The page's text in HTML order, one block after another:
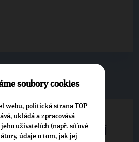
◀
euro i školství. Matěj
soubory cookies
webu, politická strana TOP
ukládá a zpracovává
uživatelích (např. síťové
údaje o tom, jak jej